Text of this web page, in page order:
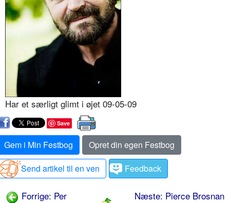
Har et særligt glimt i øjet 09-05-09
Save
Gem i Min Festbog
Opret din egen Festbog
Send artikel til en ven
Feedback
Forrige: Per
Næste: Pierce Brosnan